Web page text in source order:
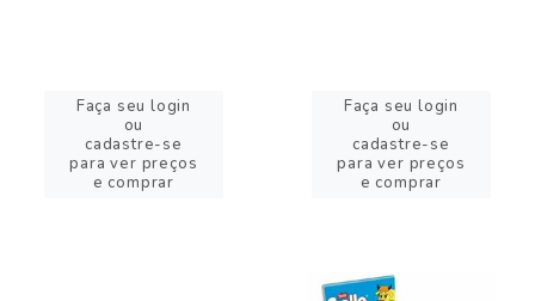
Faça seu login
ou
cadastre-se
para ver preços
e comprar
Faça seu login
ou
cadastre-se
para ver preços
e comprar